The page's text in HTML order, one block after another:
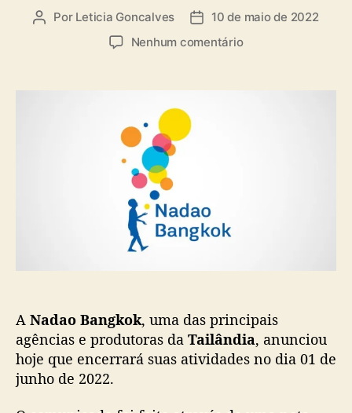
A Por Leticia Goncalves
D
d
c
a
ç
10 de maio de 2022
Nenhum comentárioe
u
n
i
A Nadao Bangkok, uma das principais
agências e produtoras da Tailândia, anunciou
hoje que encerrará suas atividades no dia 01 de
junho de 2022.